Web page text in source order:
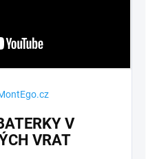
V
VRAT